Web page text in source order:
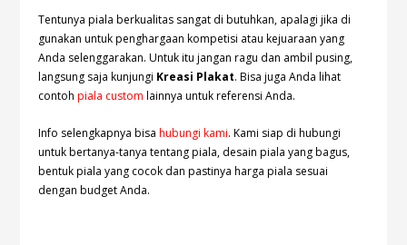
Tentunya piala berkualitas sangat di butuhkan, apalagi jika di
gunakan untuk penghargaan kompetisi atau kejuaraan yang
Anda selenggarakan. Untuk itu jangan ragu dan ambil pusing,
langsung saja kunjungi Kreasi Plakat. Bisa juga Anda lihat
contohpiala custom lainnya untuk referensi Anda.
Info selengkapnya bisahubungi kami. Kami siap di hubungi
untuk bertanya-tanya tentang piala, desain piala yang bagus,
bentuk piala yang cocok dan pastinya harga piala sesuai
dengan budget Anda.